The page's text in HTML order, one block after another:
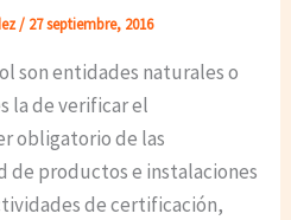
/ 27 septiembre, 2016
son entidades naturales o
la de verificar el
obligatorio de las
de productos e instalaciones
de certificación,